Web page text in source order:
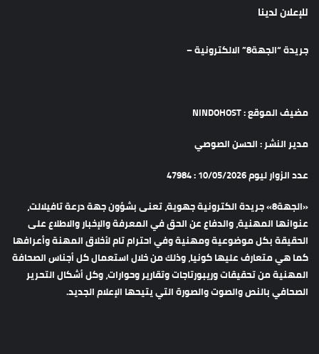
للإعلان لدينا
جريدة “الجهة8” الالكترونية –
مضيف الموقع : NINDOHOST
مدير النشر : الحسن الصوصي
عدد الزوار ليوم 10/05/2026 : 47984
«الجهة8» جريدة الكترونية جهوية، تعنى بشؤون جهة درعة تافيلالت،
عنوانها المهنية، والدفاع عن الحق في المعرفة والإخبار والاطلاع على
الحقيقة بكل موضوعية ومهنية وفي احترام تام لأخلاق المهنة وأعرافها
كما هي متعارف عليها كونيا، وذلك من خلال استعمال كل أجناس الصحافة
المهنية من تحقيقات وريبورتاجات وتقارير وحوارات، وكل أشكال التحرير
الصحافي بالنص والصوت والصورة التي يتيحها الإعلام الجديد.